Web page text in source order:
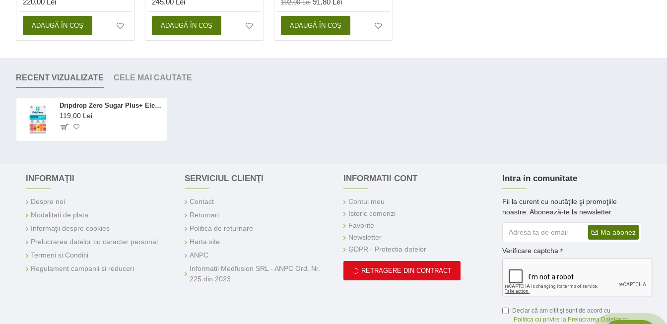
ADAUGĂ ÎN COŞ ADAUGĂ ÎN COŞ
102,00 Lei
ADAUGĂ ÎN COŞ
RECENT VIZUALIZATE CELE MAI CAUTATE
Dripdrop Zero Sugar Plus+ Electrolyte Drink Mix, Variety Pack Flavors, Hidratare Avansata Fara Zahar, Cu Electroliti Si 15 Vitamine, 10 X 5.6 G
119,00 Lei
INFORMAŢII
Despre noi
Modalitati de plata
Informaţii despre cookies
Prelucrarea datelor cu caracter personal
Termeni si Conditii
Regulament campanii si reduceri
SERVICIUL CLIENŢI
Contact
Returnari
Politica de returnare
Harta site
ANPC
Informatii Medfusion SRL - ANPC Ord. Nr.
225 din 2023
INFORMATII CONT
Contul meu
Istoric comenzi
Favorite
Newsletter
GDPR - Protectia datelor
RETRAGERE DIN CONTRACT
Intra in comunitate
Fii la curent cu noutăţile şi promoţiile
noastre. Abonează-te la newsletter.
Ma abonez
Verificare captcha
Declar că am citit şi sunt de acord cu
Politica cu privire la Prelucrarea Datelor cu